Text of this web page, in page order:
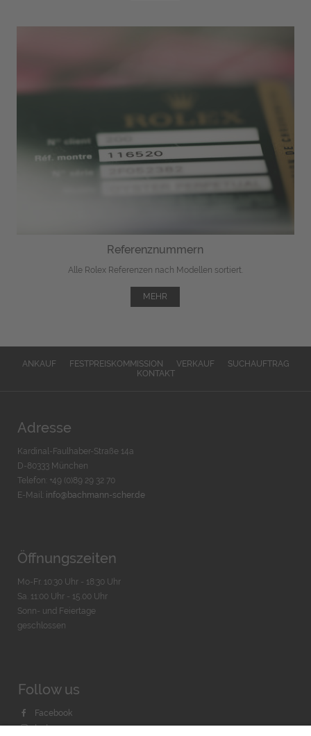
Referenznummern
Alle Rolex Referenzen nach Modellen sortiert.
MEHR
ANKAUF FESTPREISKOMMISSION VERKAUF
SUCHAUFTRAG
KONTAKT
Adresse
Kardinal-Faulhaber-Straße 14a
D-80333 München
Telefon: +49 (0)89 29 32 70
E-Mail: info@bachmann-scher.de
Öffnungszeiten
Mo-Fr. 10:30 Uhr - 18:30 Uhr
Sa. 11:00 Uhr - 15.00 Uhr
Sonn- und Feiertage
geschlossen
Follow us
Facebook
Instagram